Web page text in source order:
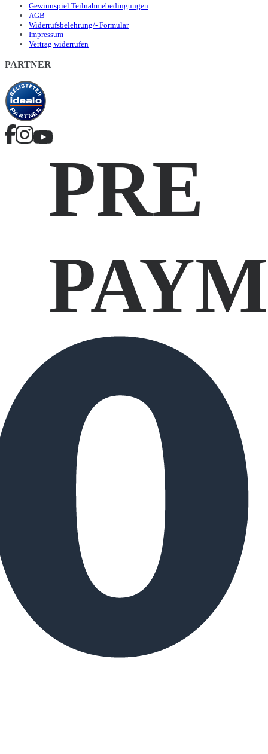
Gewinnspiel Teilnahmebedingungen
AGB
Widerrufsbelehrung/- Formular
Impressum
Vertrag widerrufen
PARTNER